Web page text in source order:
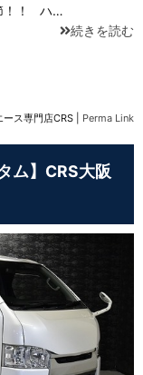
！！ ハ…
続きを読む
ース専門店CRS Perma Link
ム】CRS大阪